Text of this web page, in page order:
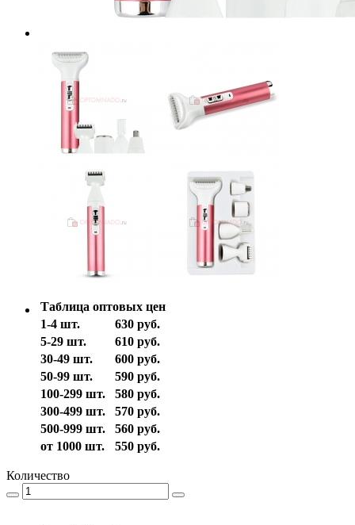
Таблица оптовых цен
1-4 шт.
630 руб.
5-29 шт.
610 руб.
30-49 шт.
600 руб.
50-99 шт.
590 руб.
100-299 шт.
580 руб.
300-499 шт.
570 руб.
500-999 шт.
560 руб.
от 1000 шт.
550 руб.
Количество